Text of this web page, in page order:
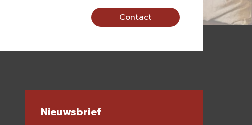
Contact
Nieuwsbrief